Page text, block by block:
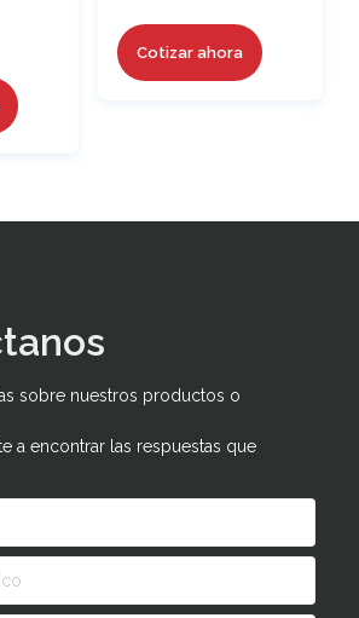
Cotizar ahora
sobre nuestros productos o
a encontrar las respuestas que